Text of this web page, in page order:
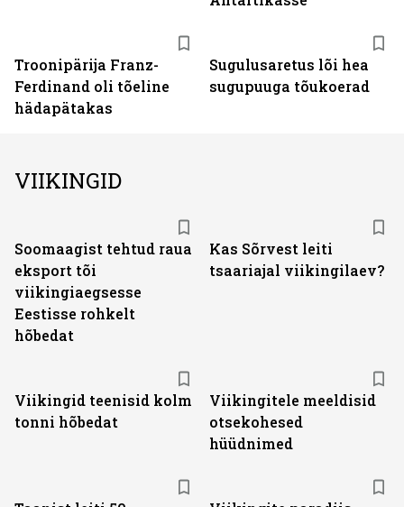
Troonipärija Franz-
Ferdinand oli tõeline
hädapätakas
Sugulusaretus lõi hea
sugupuuga tõukoerad
VIIKINGID
Soomaagist tehtud raua
eksport tõi
viikingiaegsesse
Eestisse rohkelt
hõbedat
Kas Sõrvest leiti
tsaariajal viikingilaev?
Viikingid teenisid kolm
tonni hõbedat
Viikingitele meeldisid
otsekohesed
hüüdnimed